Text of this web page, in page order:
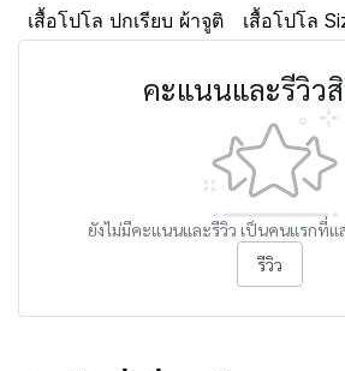
เสื้อโปโล ปกเรียบ ผ้าจูติ เสื้อโปโล
คะแนนและรีวิว
ยังไม่มีคะแนนและรีวิว เป็นคนแรกที่แ
รีวิว